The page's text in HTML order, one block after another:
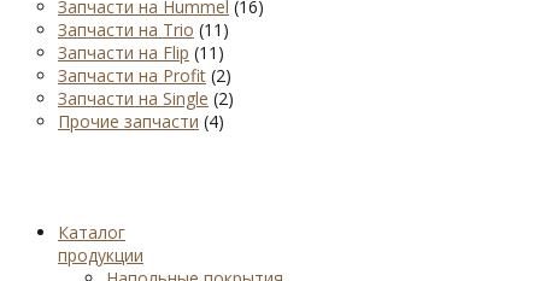
Запчасти на Hummel (16)
Запчасти на Trio (11)
Запчасти на Flip (11)
Запчасти на Profit (2)
Запчасти на Single (2)
Прочие запчасти (4)
Каталог
продукции